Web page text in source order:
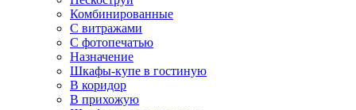
Комбинированные
С витражами
С фотопечатью
Назначение
Шкафы-купе в гостиную
В коридор
В прихожую